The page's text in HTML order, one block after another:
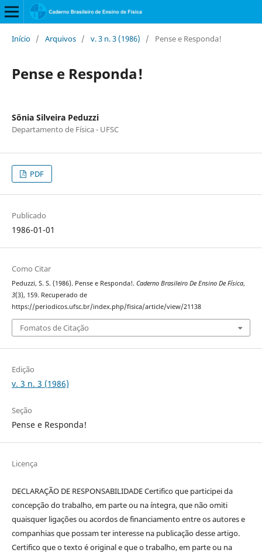
Início / Arquivos / v. 3 n. 3 (1986) / Pense e Responda!
Pense e Responda!
Sônia Silveira Peduzzi
Departamento de Física - UFSC
PDF
Publicado
1986-01-01
Como Citar
Peduzzi, S. S. (1986). Pense e Responda!. Caderno Brasileiro De Ensino De Física,
3(3), 159. Recuperado de
https://periodicos.ufsc.br/index.php/fisica/article/view/21138
Fomatos de Citação
Edição
v. 3 n. 3 (1986)
Seção
Pense e Responda!
Licença
DECLARAÇÃO DE RESPONSABILIDADE Certifico que participei da
concepção do trabalho, em parte ou na íntegra, que não omiti
quaisquer ligações ou acordos de financiamento entre os autores e
companhias que possam ter interesse na publicação desse artigo.
Certifico que o texto é original e que o trabalho, em parte ou na